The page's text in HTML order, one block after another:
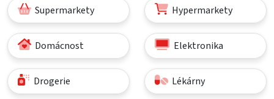
Supermarkety Hypermarkety
Domácnost Elektronika
Drogerie Lékárny